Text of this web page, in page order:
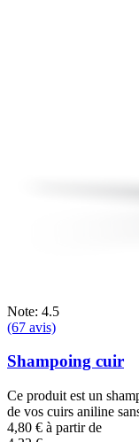
Note: 4.5
(67 avis)
Shampoing cuir
Ce produit est un
de vos cuirs aniline
4,80 € à partir de